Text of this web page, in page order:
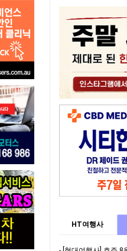
HT여행사